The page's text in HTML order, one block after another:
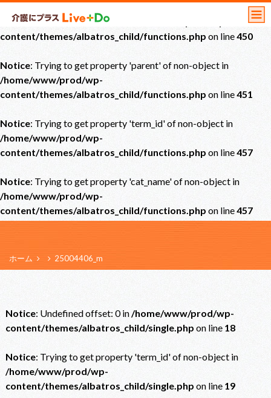
Notice: Undefined offset: 0 in
content/themes/albatros_child/functions.php on line450
Notice: Trying to get property 'parent' of non-object in
/home/www/prod/wp-
content/themes/albatros_child/functions.php on line451
Notice: Trying to get property 'term_id' of non-object in
/home/www/prod/wp-
content/themes/albatros_child/functions.php on line457
Notice: Trying to get property 'cat_name' of non-object in
/home/www/prod/wp-
content/themes/albatros_child/functions.php on line457
ホーム 25004406_m
Notice: Undefined offset: 0 in/home/www/prod/wp-
content/themes/albatros_child/single.php on line 18
Notice: Trying to get property 'term_id' of non-object in
/home/www/prod/wp-
content/themes/albatros_child/single.php on line 19